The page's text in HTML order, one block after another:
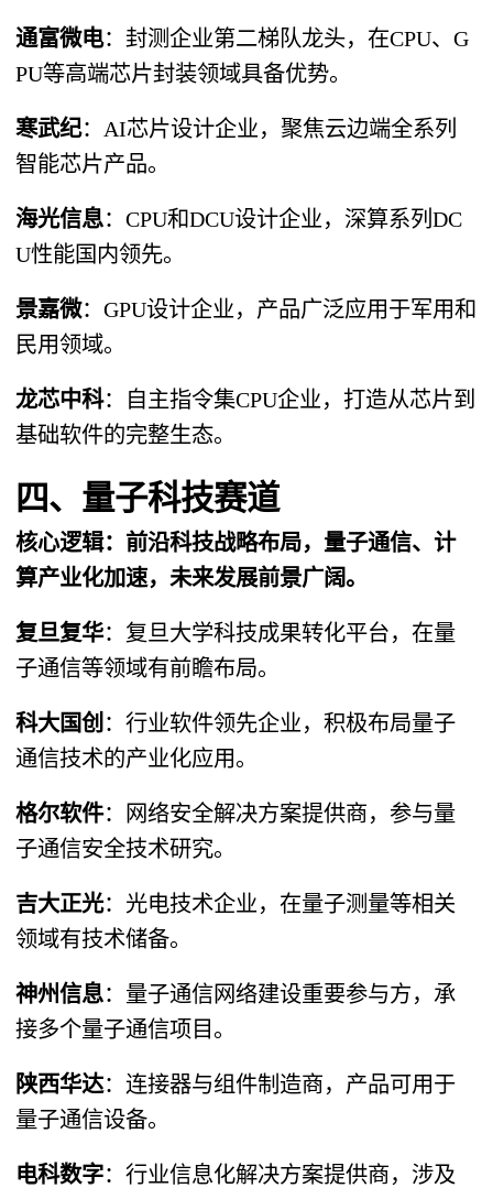
通富微电​：封测企业第二梯队龙头，在CPU、G
PU等高端芯片封装领域具备优势。
寒武纪​：AI芯片设计企业，聚焦云边端全系列
智能芯片产品。
海光信息​：CPU和DCU设计企业，深算系列DC
U性能国内领先。
景嘉微​：GPU设计企业，产品广泛应用于军用和
民用领域。
龙芯中科​：自主指令集CPU企业，打造从芯片到
基础软件的完整生态。
四、量子科技赛道
​核心逻辑​：前沿科技战略布局，量子通信、计
算产业化加速，未来发展前景广阔。
复旦复华​：复旦大学科技成果转化平台，在量
子通信等领域有前瞻布局。
科大国创 ​：行业软件领先企业，积极布局量子
通信技术的产业化应用。
格尔软件​：网络安全解决方案提供商，参与量
子通信安全技术研究。
吉大正光​：光电技术企业，在量子测量等相关
领域有技术储备。
神州信息​：量子通信网络建设重要参与方，承
接多个量子通信项目。
陕西华达​：连接器与组件制造商，产品可用于
量子通信设备。
电科数字​：行业信息化解决方案提供商，涉及